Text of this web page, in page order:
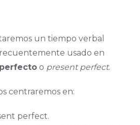
un tiempo verbal
usado en
perfectoo present perfect.
centraremos en:
perfect.